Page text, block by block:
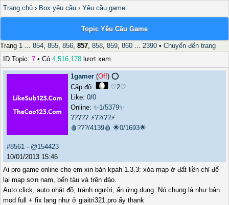
Trang chủ › Box yêu cầu › Yêu cầu game
Topic Yêu Cầu Game
Trang 1 ... 854, 855, 856, 857, 858, 859, 860 ... 2390 • Chuyển đến trang
ID Topic: 7 • Có 4,516,178 lượt xem
1gamer (Off) ⭕️
Cấp độ:
♡2♡
Like: 0/0
Online: ✨1/5379✨
????? ⚡??/??⚡
🩸???/4139🩸 🌟0/1693🌟
#8561 - @154423
10/01/2013 15:46
Ai pro game online cho em xin bản kpah 1.3.3: xóa map ở đất liền chỉ để
lại map sơn nam, bến tàu và trên đảo.
Auto click, auto nhặt đồ, tránh người, ẩn ứng dụng. Nó chung là như bản
mod full + fix lang như ở giaitri321.pro ấy thank